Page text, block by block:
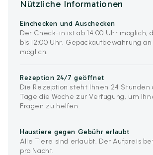
Nützliche Informationen
Einchecken und Auschecken
Der Check-in ist ab 14:00 Uhr möglich,
bis 12:00 Uhr. Gepäckaufbewahrung
möglich.
Rezeption 24/7 geöffnet
Die Rezeption steht Ihnen 24 Stunden
Tage die Woche zur Verfügung, um
Fragen zu helfen.
Haustiere gegen Gebühr erlaubt
Alle Tiere sind erlaubt. Der Aufpreis
pro Nacht.